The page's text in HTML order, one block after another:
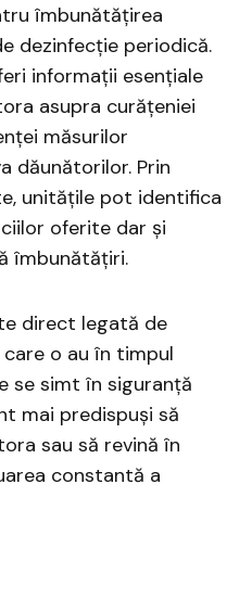
îmbunătățirea
dezinfecție periodică.
informații esențiale
asupra curățeniei
măsurilor
dăunătorilor. Prin
unitățile pot identifica
oferite dar și
îmbunătățiri.
direct legată de
o au în timpul
se simt în siguranță
mai predispuși să
sau să revină în
constantă a